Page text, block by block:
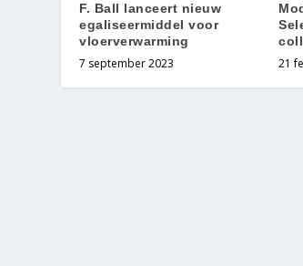
F. Ball lanceert nieuw
egaliseermiddel voor
vloerverwarming
7 september 2023 21